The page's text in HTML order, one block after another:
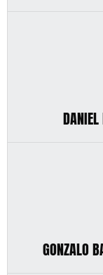
GONZALO